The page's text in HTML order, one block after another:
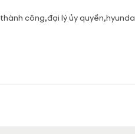
công,đại lý ủy quyền,